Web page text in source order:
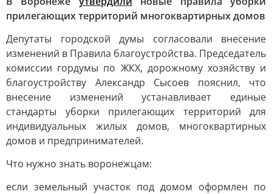
прилегающих территорий многоквартирных домов
Депутаты городской думы согласовали внесение
изменений в Правила благоустройства. Председатель
комиссии гордумы по ЖКХ, дорожному хозяйству и
благоустройству Александр Сысоев пояснил, что
внесение изменений устанавливает единые
стандарты уборки прилегающих территорий для
индивидуальных жилых домов, многоквартирных
домов и предпринимателей.
Что нужно знать воронежцам:
если земельный участок под домом оформлен по